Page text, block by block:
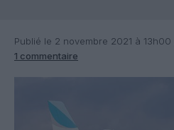
Publié le 2 novembre 2021 à 13h00
1 commentaire